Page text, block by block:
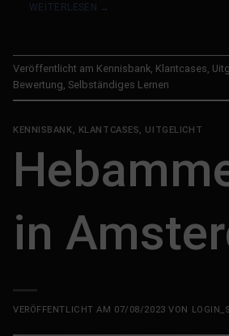
WEITERLESEN →
Veröffentlicht am Kennisbank Klantcases
Bewertung Selbständiges Lernen
KENNISBANK, KLANTCASES, UITGELICHT
in
VERÖFFENTLICHT AM 07/08/2023 VON